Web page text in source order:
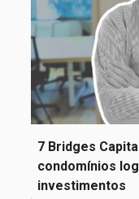
7 Bridges
condomínios
investimentos